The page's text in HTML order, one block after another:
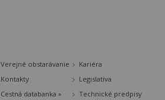
Verejné obstarávanie
Kariéra
Kontakty
Legislatíva
Cestná databanka »
Technické predpisy